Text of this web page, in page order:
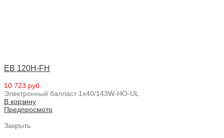
EB 120H-FH
10 723 руб.
Электронный балласт 1x40/143W-HO-UL
В корзину
Предпросмотр
Закрыть